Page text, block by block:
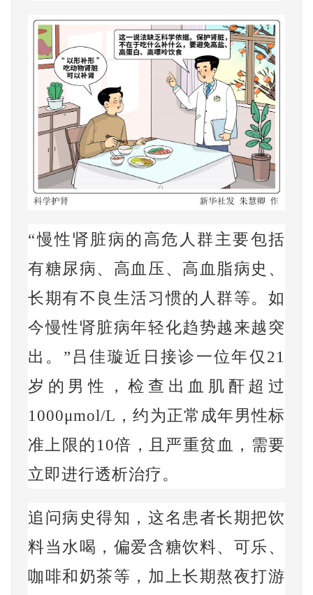
“慢性肾脏病的高危人群主要包括
有糖尿病、高血压、高血脂病史、
长期有不良生活习惯的人群等。如
今慢性肾脏病年轻化趋势越来越突
出。”吕佳璇近日接诊一位年仅 21
岁的男性，检查出血肌酐超过
1000μmol/L，约为正常成年男性标
准上限的10倍，且严重贫血，需要
立即进行透析治疗。
追问病史得知，这名患者长期把饮
料当水喝，偏爱含糖饮料、可乐、
咖啡和奶茶等，加上长期熬夜打游